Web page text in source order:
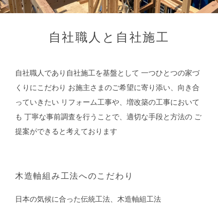
自社職人と自社施工
自社職人であり自社施工を基盤として 一つひとつの家づ
くりにこだわり お施主さまのご希望に寄り添い、向き合
っていきたい リフォーム工事や、増改築の工事において
も 丁寧な事前調査を行うことで、適切な手段と方法の ご
提案ができると考えております
木造軸組み工法へのこだわり
日本の気候に合った伝統工法、木造軸組工法